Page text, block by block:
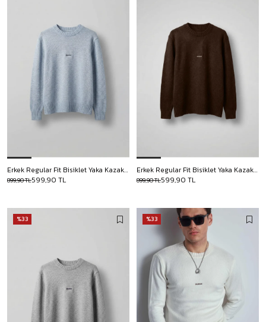
Erkek Regular Fit Bisiklet Yaka Kazak Açık Mavi
599,90 TL
899,90 TL
Erkek Regular Fit Bisiklet Yaka Kazak Kahve
599,90 TL
899,90 TL
%33 %33